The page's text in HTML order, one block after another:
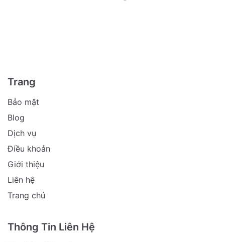
Trang
Bảo mật
Blog
Dịch vụ
Điều khoản
Giới thiệu
Liên hệ
Trang chủ
Thông Tin Liên Hệ